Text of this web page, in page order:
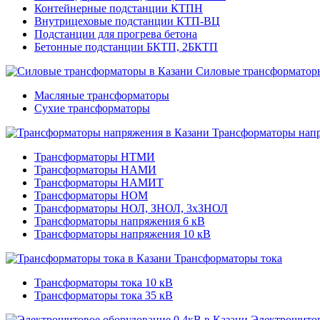
Контейнерные подстанции КТПН
Внутрицеховые подстанции КТП-ВЦ
Подстанции для прогрева бетона
Бетонные подстанции БКТП, 2БКТП
Силовые
Масляные трансформаторы
Сухие трансформаторы
Трансформаторы
Трансформаторы НТМИ
Трансформаторы НАМИ
Трансформаторы НАМИТ
Трансформаторы НОМ
Трансформаторы НОЛ, ЗНОЛ, 3хЗНОЛ
Трансформаторы напряжения 6 кВ
Трансформаторы напряжения 10 кВ
Трансформаторы тока
Трансформаторы тока 10 кВ
Трансформаторы тока 35 кВ